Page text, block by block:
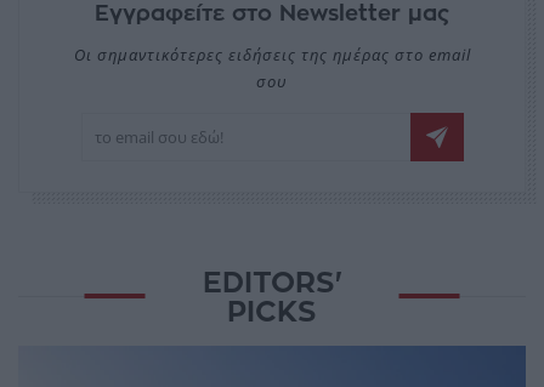
Εγγραφείτε στο Newsletter μας
Οι σημαντικότερες ειδήσεις της ημέρας στο email
σου
EDITORS'
PICKS